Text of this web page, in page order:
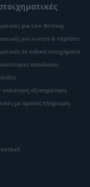
για Live Betting
για κινητό & τάμπλετ
σε ειδικά στοιχήματα
αποδόσεις
καλύτερη εξυπηρέτηση
με άμεσες πληρωμές